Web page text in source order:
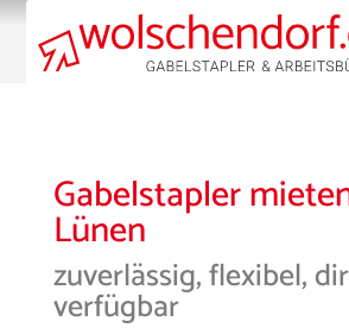
Gabelstapler
Lünen
zuverlässig, flexibel,
verfügbar